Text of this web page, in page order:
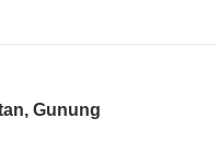
Gunung